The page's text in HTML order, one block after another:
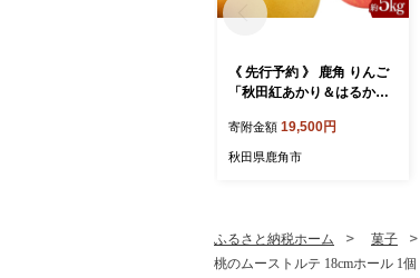
《 先行予約 》 鹿角 りんご
「秋田紅あかり＆はるか」
鹿角カンパニー】●2026年1
2月上旬発送開始 かづのり
郷 秋田 あきた 鹿角市 鹿角
寄附金額 19,500円
秋田県鹿角市
ふるさと納税ホーム 菓子
桃のムーストルテ 18cmホール 1